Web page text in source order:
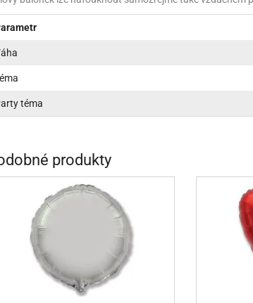
PRINCEZNY
SPONGE BOB
PATROLA PAW PATROL
- TROLOVÉ
téma
produkty